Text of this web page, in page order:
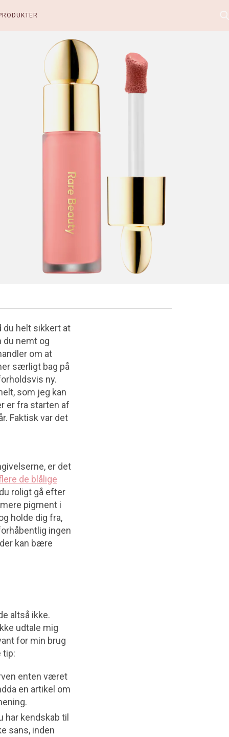
du helt sikkert at
du nemt og
om at
særligt bag på
ny.
som jeg kan
er fra starten af
Faktisk var det
er det
de blålige
roligt gå efter
pigment i
holde dig fra,
ingen
kan bære
altså ikke.
udtale mig
for min brug
tip:
enten været
en artikel om
har kendskab til
sans, inden